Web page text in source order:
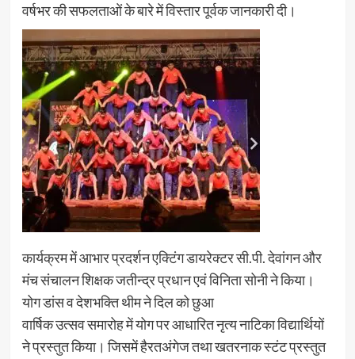
वर्षभर की सफलताओं के बारे में विस्तार पूर्वक जानकारी दी।
कार्यक्रम में आभार प्रदर्शन एक्टिंग डायरेक्टर सी.पी. देवांगन और
मंच संचालन शिक्षक जतीन्द्र प्रधान एवं विनिता सोनी ने किया।
योग डांस व देशभक्ति थीम ने दिल को छुआ
वार्षिक उत्सव समारोह में योग पर आधारित नृत्य नाटिका विद्यार्थियों
ने प्रस्तुत किया। जिसमें हैरतअंगेज तथा खतरनाक स्टंट प्रस्तुत